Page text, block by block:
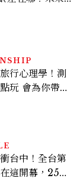
行心理學！測
玩 會為你帶來
台中！全台第
這開幕，25週